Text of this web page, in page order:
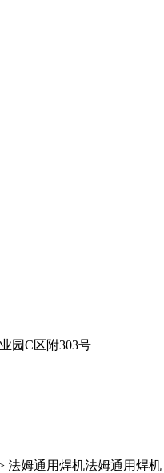
园C区附303号
法姆通用焊机法姆通用焊机